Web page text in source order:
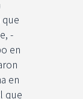
que
-
en
en
que